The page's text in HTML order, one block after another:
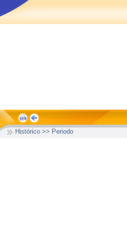
Histórico >> Periodo